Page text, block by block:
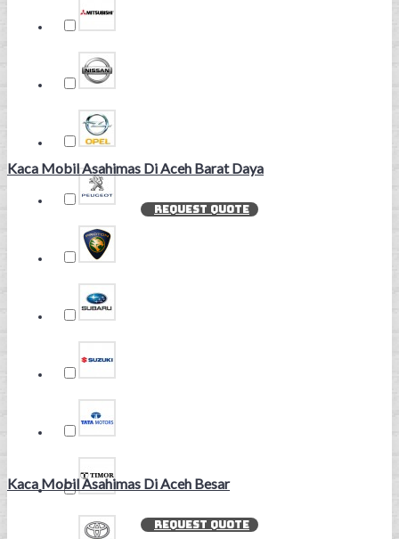
Kaca Mobil Asahimas Di Aceh Barat Daya
REQUEST QUOTE
Kaca Mobil Asahimas Di Aceh Besar
REQUEST QUOTE